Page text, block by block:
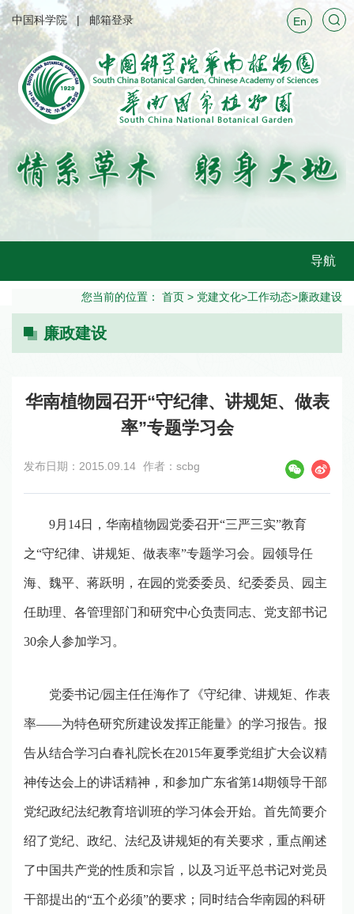
中国科学院 邮箱登录 En
导航
您当前的位置： 首页 > 党建文化>工作动态>廉政建设
廉政建设
华南植物园召开“守纪律、讲规矩、做表
率”专题学习会
发布日期：2015.09.14 作者：scbg
9月 14日 ，华南植物园党委召开“三严三实”教育
之“守纪律、讲规矩、做表率”专题学习会。园领导任
海、魏平、蒋跃明，在园的党委委员、纪委委员、园主
任助理、各管理部门和研究中心负责同志、党支部书记
30余人参加学习。
党委书记/园主任任海作了《守纪律、讲规矩、作表
率――为特色研究所建设发挥正能量》的学习报告。报
告从结合学习白春礼院长在2015年夏季党组扩大会议精
神传达会上的讲话精神，和参加广东省第14期领导干部
党纪政纪法纪教育培训班的学习体会开始。首先简要介
绍了党纪、政纪、法纪及讲规矩的有关要求，重点阐述
了中国共产党的性质和宗旨，以及习近平总书记对党员
干部提出的“五个必须”的要求；同时结合华南园的科研